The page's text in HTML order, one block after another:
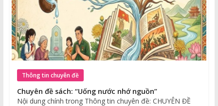
Thông tin chuyên đề
Chuyên đề sách: “Uống nước nhớ nguồn”
Nội dung chính trong Thông tin chuyên đề: CHUYÊN ĐỀ